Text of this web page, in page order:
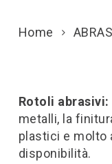
Home
Rotoli abrasivi:
metalli, la
plastici e molto
disponibilità.